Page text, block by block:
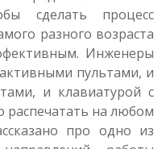
сделать процесс
разного возраста
Инженеры
пультами, и
и клавиатурой с
на любом
про одно из